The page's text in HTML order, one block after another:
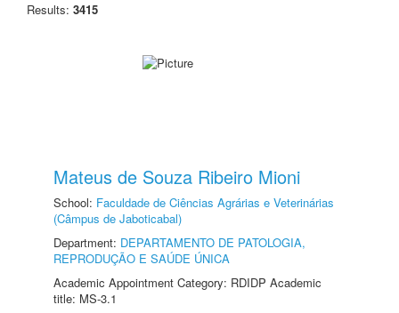
Results: 3415
Mateus de Souza Ribeiro Mioni
School: Faculdade de Ciências Agrárias e Veterinárias
(Câmpus de Jaboticabal)
Department: DEPARTAMENTO DE PATOLOGIA,
REPRODUÇÃO E SAÚDE ÚNICA
Academic Appointment Category: RDIDP Academic
title: MS-3.1